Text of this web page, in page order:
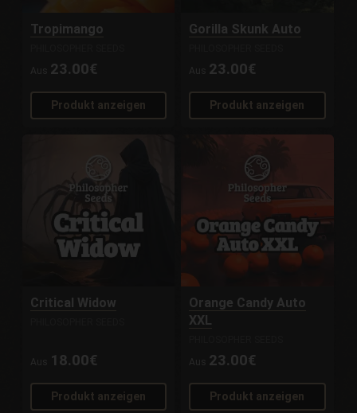
Tropimango
Aus 23.00€
Produkt anzeigen
Gorilla Skunk Auto
Aus 23.00€
Produkt anzeigen
Critical Widow
Aus 18.00€
Produkt anzeigen
Orange Candy Auto
XXL
Aus 23.00€
Produkt anzeigen